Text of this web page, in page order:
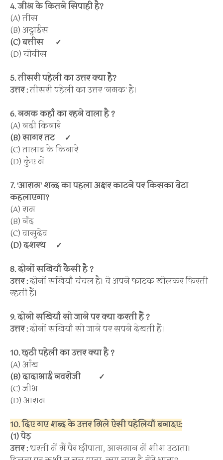
4. जीभ के कितने सिपाही है?
(A) तीस
(B) अट्ठाईस
(C) बत्तीस
✓
(D) चोबीस
5. तीसरी पहेली का उत्तर क्या है?
उत्तर :तीसरी पहेली का उत्तर 'नमक' है।
6. नमक कहाँ का रहने वाला है ?
(A) नदी किनारे
(B) सागर तट
✓
(C) तालाब के किनारे
(D) कुंए में
7. 'आराम' शब्द का पहला अक्षर काटने पर किसका बेटा
कहलाएगा?
(A) राम
(B) नंद
(C) वासुदेव
(D) दशरथ
✓
8. दोनों सखियाँ कैसी है ?
उत्तर :दोनों सखियाँ चंचल है। वे अपने फाटक खोलकर फिरती
रहती हैं।
9. दोनो सखियाँ सो जाने पर क्या करती हैं ?
उत्तर :दोनों सखियाँ सो जाने पर सपने देखती हैं।
10. छठी पहेली का उत्तर क्या है ?
(A) आंख
(B) दादाभाई नवरोजी
✓
(C) जीभ
(D) आराम
10. दिए गए शब्द के उत्तर मिले ऐसी पहेलियाँ बनाइए:
(1) पेड़
उत्तर : धरती में मैं पैर छीपाता, आसमान में शीश उठाता।